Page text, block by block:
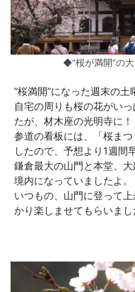
◆”桜が満開”の
”桜満開”になった週末の土
自宅の周りも桜の花がい
たが、材木座の光明寺に！
参道の看板には、「桜ま
したので、予想より1週間
鎌倉最大の山門と本堂、
境内になっていましたよ。
いつもの、山門に登って
かり楽しませてもらいまし